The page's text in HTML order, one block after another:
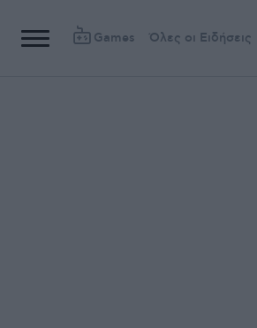
Games Όλες οι Ειδήσεις